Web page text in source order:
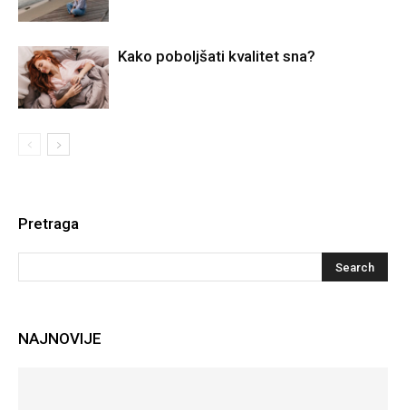
Kako poboljšati kvalitet sna?
Pretraga
NAJNOVIJE